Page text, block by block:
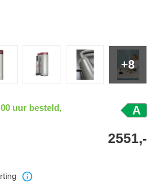
+8
uur besteld,
A
2551,-